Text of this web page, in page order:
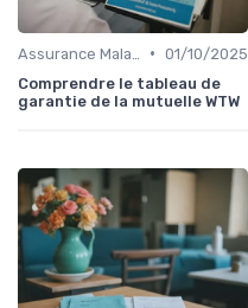
• 01/10/2025
Comprendre le tableau de
garantie de la mutuelle WTW